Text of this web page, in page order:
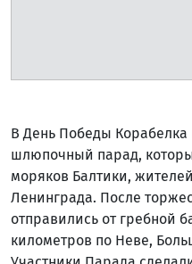
В День Победы
шлюпочный парад,
моряков Балтики,
Ленинграда. После
отправились от гребной
километров по Неве,